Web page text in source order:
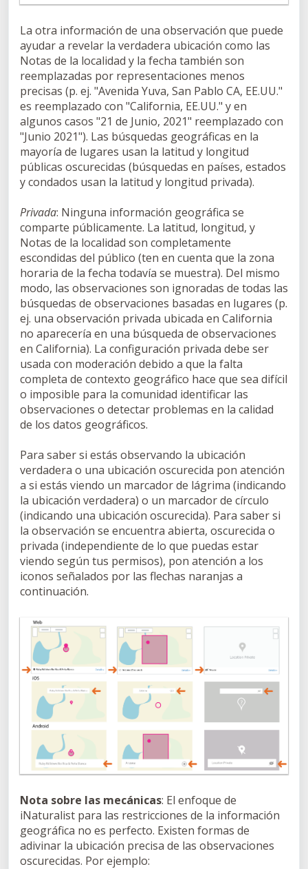
La otra información de una observación que puede
ayudar a revelar la verdadera ubicación como las
Notas de la localidad y la fecha también son
reemplazadas por representaciones menos
precisas (p. ej. "Avenida Yuva, San Pablo CA, EE.UU."
es reemplazado con "California, EE.UU." y en
algunos casos "21 de Junio, 2021" reemplazado con
"Junio 2021"). Las búsquedas geográficas en la
mayoría de lugares usan la latitud y longitud
públicas oscurecidas (búsquedas en países, estados
y condados usan la latitud y longitud privada).
Privada: Ninguna información geográfica se
comparte públicamente. La latitud, longitud, y
Notas de la localidad son completamente
escondidas del público (ten en cuenta que la zona
horaria de la fecha todavía se muestra). Del mismo
modo, las observaciones son ignoradas de todas las
búsquedas de observaciones basadas en lugares (p.
ej. una observación privada ubicada en California
no aparecería en una búsqueda de observaciones
en California). La configuración privada debe ser
usada con moderación debido a que la falta
completa de contexto geográfico hace que sea difícil
o imposible para la comunidad identificar las
observaciones o detectar problemas en la calidad
de los datos geográficos.
Para saber si estás observando la ubicación
verdadera o una ubicación oscurecida pon atención
a si estás viendo un marcador de lágrima (indicando
la ubicación verdadera) o un marcador de círculo
(indicando una ubicación oscurecida). Para saber si
la observación se encuentra abierta, oscurecida o
privada (independiente de lo que puedas estar
viendo según tus permisos), pon atención a los
iconos señalados por las flechas naranjas a
continuación.
Nota sobre las mecánicas: El enfoque de
iNaturalist para las restricciones de la información
geográfica no es perfecto. Existen formas de
adivinar la ubicación precisa de las observaciones
oscurecidas. Por ejemplo: